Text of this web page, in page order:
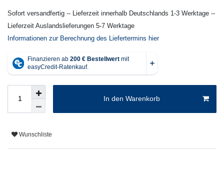
Sofort versandfertig -- Lieferzeit innerhalb Deutschlands 1-3 Werktage --
Lieferzeit Auslandslieferungen 5-7 Werktage
Informationen zur Berechnung des Liefertermins hier
In den Warenkorb
Wunschliste